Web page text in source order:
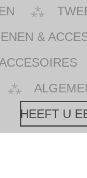
&
HEEFT U